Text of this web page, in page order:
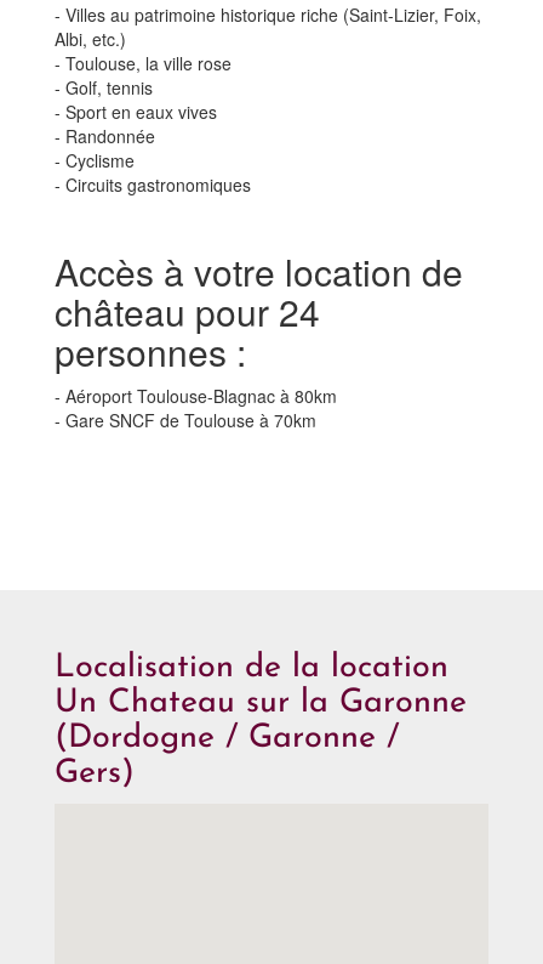
- Villes au patrimoine historique riche (Saint-Lizier, Foix,
Albi, etc.)
- Toulouse, la ville rose
- Golf, tennis
- Sport en eaux vives
- Randonnée
- Cyclisme
- Circuits gastronomiques
Accès à votre location de
château pour 24
personnes :
- Aéroport Toulouse-Blagnac à 80km
- Gare SNCF de Toulouse à 70km
Localisation de la location
Un Chateau sur la Garonne
(Dordogne / Garonne /
Gers)